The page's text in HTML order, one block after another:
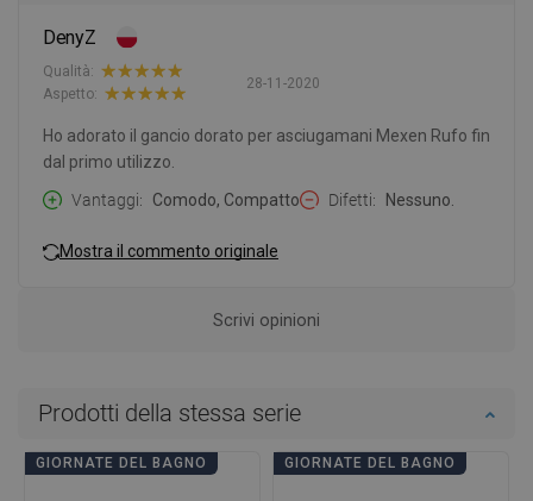
DenyZ
28-11-2020
Qualità:
Aspetto:
Ho adorato il gancio dorato per asciugamani Mexen Rufo fin
dal primo utilizzo.
Vantaggi
Comodo, Compatto Difetti Nessuno.
Mostra il commento originale
Scrivi opinioni
Prodotti della stessa serie
GIORNATE DEL BAGNO GIORNATE DEL BAGNO